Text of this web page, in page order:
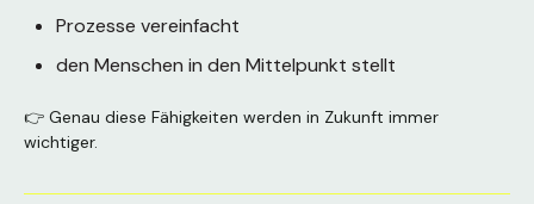
Prozesse vereinfacht
den Menschen in den Mittelpunkt stellt
👉 Genau diese Fähigkeiten werden in Zukunft immer
wichtiger.